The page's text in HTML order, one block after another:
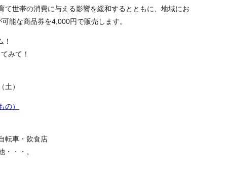
世帯の消費に与える影響を緩和するとともに、地域にお
能な商品券を4,000円で販売します。
みて！
）
）
転車・飲食店
・・・。